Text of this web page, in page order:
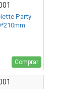
Party
Comprar